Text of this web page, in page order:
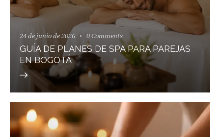
24 de junio de 2026 0 Comments
GUÍA DE PLANES DE SPA PARA PAREJAS
EN BOGOTÁ